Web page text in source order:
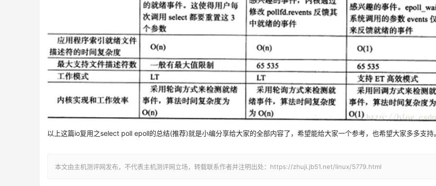
以上这篇io复用之select poll epoll的总结(推荐)就是小编分享给大家的全部内容了，希望能给大家一个参考，也希望大家多多支持
本文由主机测评网发布，不代表主机测评网立场，转载联系作者并注明出处：https://zhuji.jb51.net/linux/5779.html